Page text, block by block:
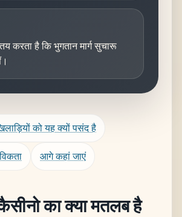
करता है कि भुगतान मार्ग सुचारू
को यह क्यों पसंद है
आगे कहां जाएं
का क्या मतलब है